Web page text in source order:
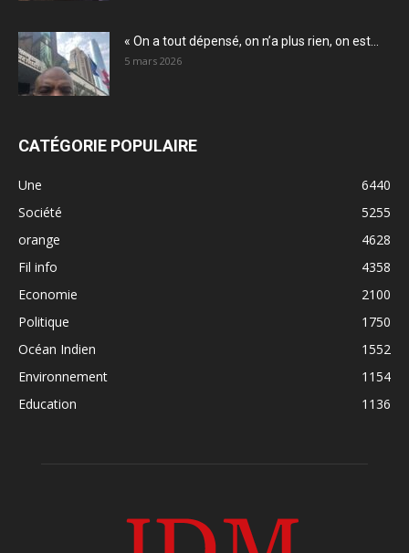
« On a tout dépensé, on n’a plus rien, on est...
5 mars 2026
CATÉGORIE POPULAIRE
Une
6440
Société
5255
orange
4628
Fil info
4358
Economie
2100
Politique
1750
Océan Indien
1552
Environnement
1154
Education
1136